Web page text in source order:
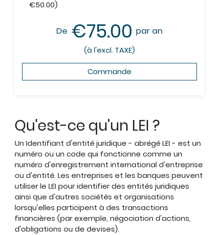
€50.00)
De €75.00 par an
(à l'excl. TAXE)
Commande
Qu'est-ce qu'un LEI ?
Un Identifiant d'entité juridique - abrégé LEI - est un
numéro ou un code qui fonctionne comme un
numéro d'enregistrement international d'entreprise
ou d'entité. Les entreprises et les banques peuvent
utiliser le LEI pour identifier des entités juridiques
ainsi que d'autres sociétés et organisations
lorsqu'elles participent à des transactions
financières (par exemple, négociation d'actions,
d'obligations ou de devises).